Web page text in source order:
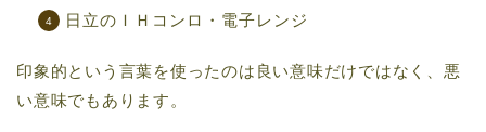
日立のＩＨコンロ・電子レンジ
印象的という言葉を使ったのは良い意味だけではなく、悪
い意味でもあります。